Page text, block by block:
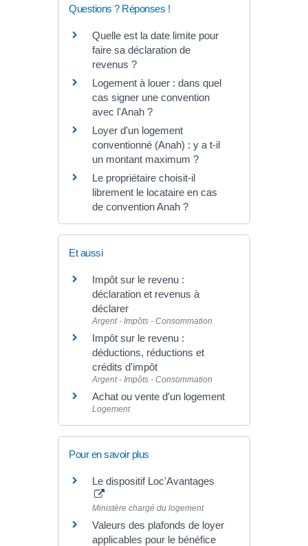
Questions ? Réponses !
Quelle est la date limite pour
faire sa déclaration de
revenus ?
Logement à louer : dans quel
cas signer une convention
avec l'Anah ?
Loyer d'un logement
conventionné (Anah) : y a t-il
un montant maximum ?
Le propriétaire choisit-il
librement le locataire en cas
de convention Anah ?
Et aussi
Impôt sur le revenu :
déclaration et revenus à
déclarer
Argent - Impôts - Consommation
Impôt sur le revenu :
déductions, réductions et
crédits d'impôt
Argent - Impôts - Consommation
Achat ou vente d'un logement
Logement
Pour en savoir plus
Le dispositif Loc'Avantages
Ministère chargé du logement
Valeurs des plafonds de loyer
applicables pour le bénéfice